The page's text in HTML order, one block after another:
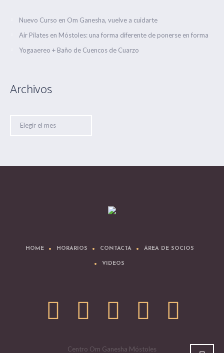
Nuevo Curso en Om Ganesha, vuelve a cuidarte
Air Pilates en Móstoles: una forma diferente de ponerse en forma
Yogaaereo + Baño de Cuencos de Cuarzo
Archivos
HOME HORARIOS CONTACTA ÁREA DE SOCIOS
VIDEOS
Centro Om Ganesha Móstoles